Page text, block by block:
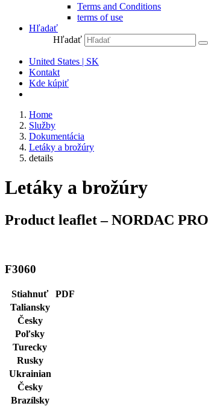
Terms and Conditions
terms of use
Hľadať
Hľadať
United States | SK
Kontakt
Kde kúpiť
Home
Služby
Dokumentácia
Letáky a brožúry
details
Letáky a brožúry
Product leaflet – NORDAC
F3060
Stiahnuť
PDF
Taliansky
Česky
Poľsky
Turecky
Rusky
Ukrainian
Česky
Brazílsky